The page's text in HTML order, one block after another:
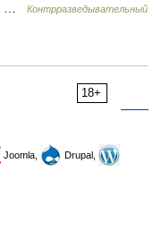
…
Контрразведывательный
18+
Joomla,
Drupal,